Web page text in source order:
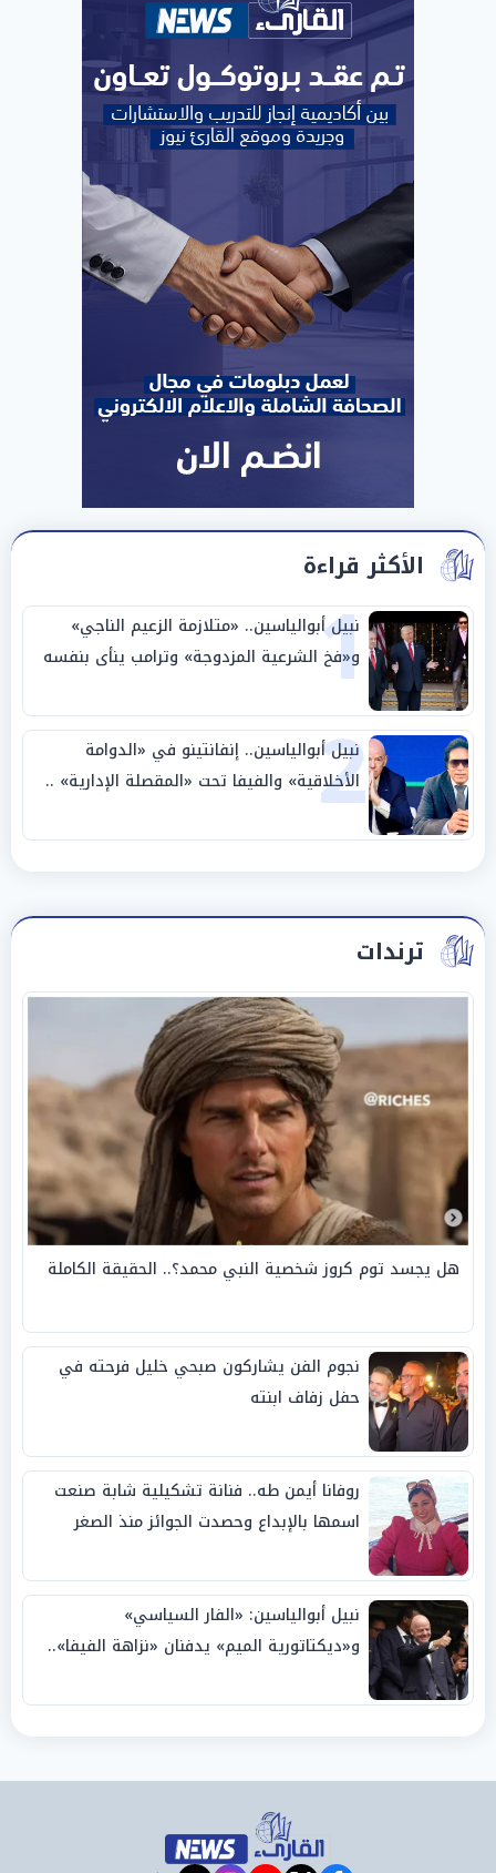
الأكثر قراءة
1
نبيل أبوالياسين.. «متلازمة الزعيم الناجي»
و«فخ الشرعية المزدوجة» وترامب ينأى بنفسه
وحليفه في «ميتم استراتيجي»
2
نبيل أبوالياسين.. إنفانتينو في «الدوامة
الأخلاقية» والفيفا تحت «المقصلة الإدارية» ..
«عبادة العرش وجنازة المصداقية»
ترندات
هل يجسد توم كروز شخصية النبي محمد؟.. الحقيقة الكاملة
نجوم الفن يشاركون صبحي خليل فرحته في
حفل زفاف ابنته
روفانا أيمن طه.. فنانة تشكيلية شابة صنعت
اسمها بالإبداع وحصدت الجوائز منذ الصغر
نبيل أبوالياسين: «الفار السياسي»
و«ديكتاتورية الميم» يدفنان «نزاهة الفيفا»..